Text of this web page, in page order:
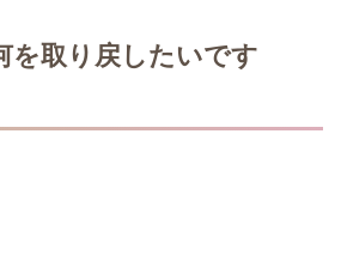
を取り戻したいです